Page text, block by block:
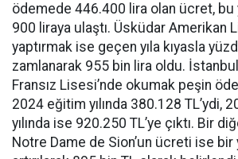
ödemede 446.400 lira olan ücret, bu
900 liraya ulaştı. Üsküdar Amerikan
yaptırmak ise geçen yıla kıyasla
zamlanarak 955 bin lira oldu.
Fransız Lisesi’nde okumak peşin
2024 eğitim yılında 380.128 TL’ydi,
yılında ise 920.250 TL’ye çıktı. Bir
Notre Dame de Sion’un ücreti ise bir